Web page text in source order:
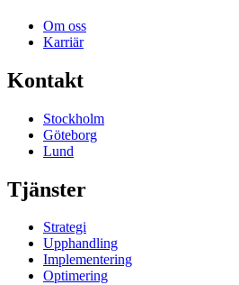
Om oss
Karriär
Kontakt
Stockholm
Göteborg
Lund
Tjänster
Strategi
Upphandling
Implementering
Optimering